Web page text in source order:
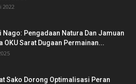
2022
Nago: Pengadaan Natura Dan Jamuan
OKU Sarat Dugaan Permainan...
Sako Dorong Optimalisasi Peran